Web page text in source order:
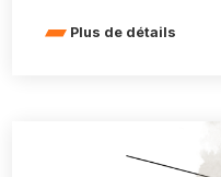
Plus de détails